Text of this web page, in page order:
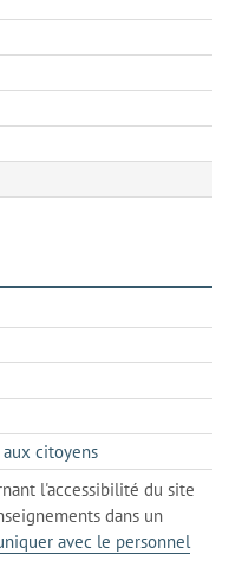
aux citoyenss'ouvre
dans
l'onglet
actuel
l'accessibilité du site
dans un
avec le personnel